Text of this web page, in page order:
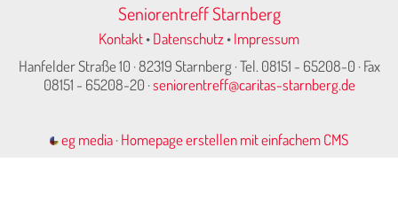
Seniorentreff Starnberg
Kontakt•Datenschutz•Impressum
Hanfelder Straße 10 · 82319 Starnberg · Tel. 08151 - 65208-0 · Fax
08151 - 65208-20 ·seniorentreff@caritas-starnberg.de
eg media·Homepage erstellen mit einfachem CMS